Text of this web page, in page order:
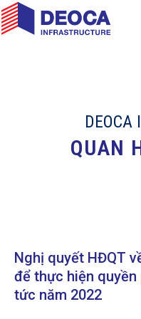
QUAN
Nghị quyết HĐQT
để thực hiện
tức năm 2022